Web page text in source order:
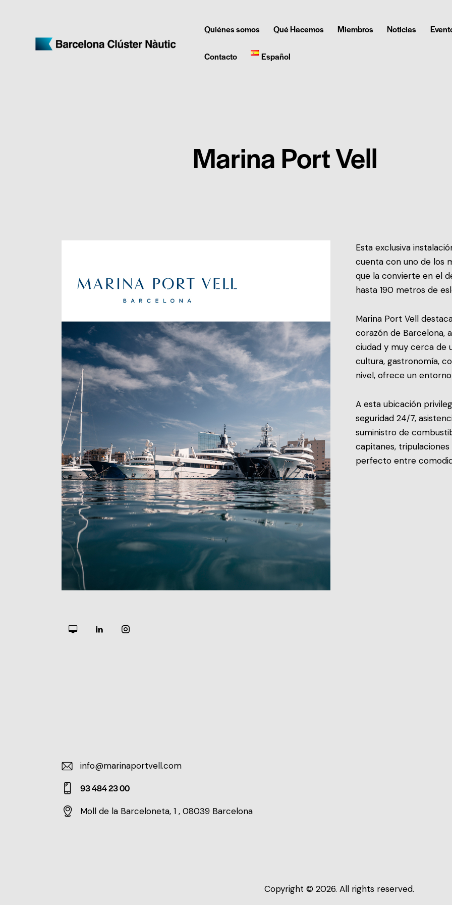
Quiénes somos Qué Hacemos Miembros Noticias
Contacto Español
Marina Port Vell
Esta exclusiva
cuenta con uno de los
que la convierte en el
hasta 190 metros de
Marina Port Vell
corazón de Barcelona,
ciudad y muy cerca de
cultura, gastronomía,
nivel, ofrece un
A esta ubicación
seguridad 24/7,
suministro de
capitanes,
perfecto entre
E-
m
ail:
info@marinaportvell.com
Ph
on
93 484 23 00
Moll de la Barceloneta, 1 , 08039 Barcelona
Copyright © 2026. All rights reserved.